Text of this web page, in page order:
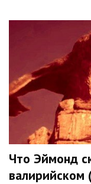
Что Эймонд
валирийском